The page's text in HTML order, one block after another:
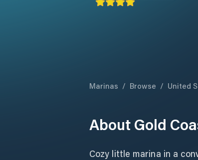
Marinas / Browse / United
About Gold
Cozy little marina in a